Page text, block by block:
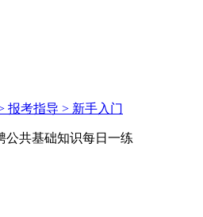
报考指导 > 新手入门
公共基础知识每日一练